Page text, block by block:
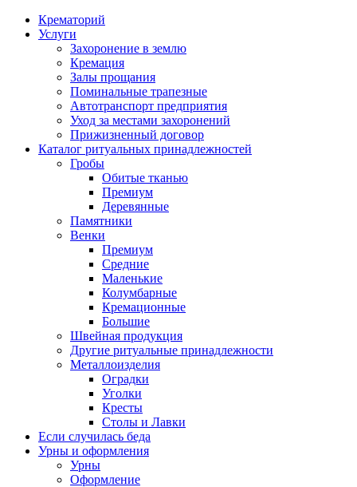
Вы здесь
Крематорий
Услуги
Захоронение в землю
Кремация
Залы прощания
Поминальные трапезные
Автотранспорт предприятия
Уход за местами захоронений
Прижизненный договор
Каталог ритуальных принадлежностей
Гробы
Обитые тканью
Премиум
Деревянные
Памятники
Венки
Премиум
Средние
Маленькие
Колумбарные
Кремационные
Большие
Швейная продукция
Другие ритуальные принадлежности
Металлоизделия
Оградки
Уголки
Кресты
Столы и Лавки
Если случилась беда
Урны и оформления
Урны
Оформление